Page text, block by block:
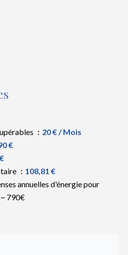
20 € / Mois
€
108,81 €
annuelles d'énergie pour
790€